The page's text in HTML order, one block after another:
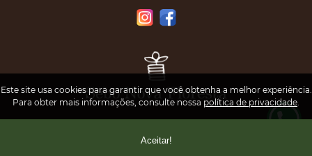
Este site usa cookies para garantir que você obtenha a melhor experiência.
Para obter mais informações, consulte nossa política de privacidade.
Aceitar!